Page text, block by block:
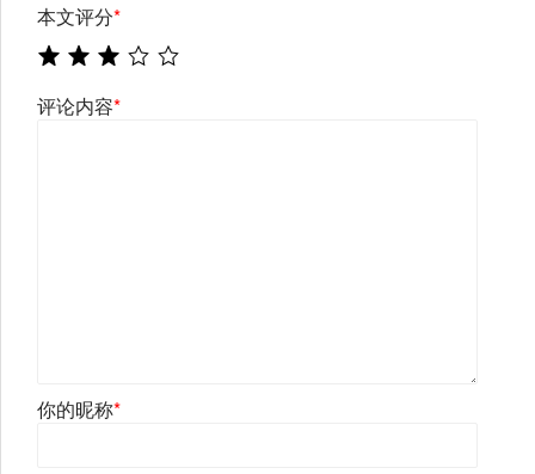
本文评分*
评论内容*
你的昵称*